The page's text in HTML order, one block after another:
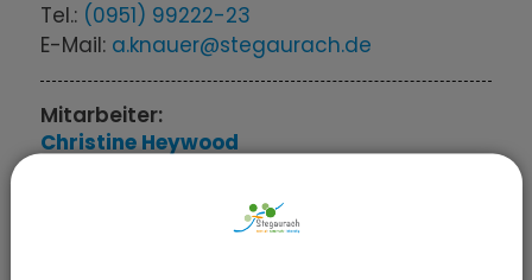
Tel.: (0951) 99222-23
E-Mail: a.knauer@stegaurach.de
Mitarbeiter:
Christine Heywood
ch.heywood@stegaurach.de